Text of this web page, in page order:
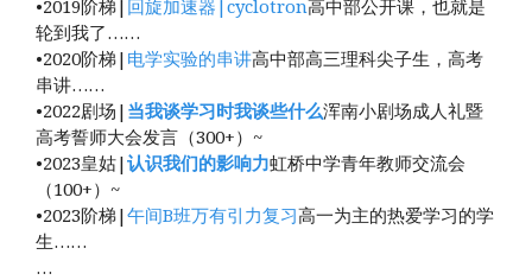
•2019阶梯| 回旋加速器|cyclotron高中部公开课，也就是
轮到我了……
•2020阶梯| 电学实验的串讲高中部高三理科尖子生，高考
串讲……
•2022剧场| 当我谈学习时我谈些什么浑南小剧场成人礼暨
高考誓师大会发言（300+）~
•2023皇姑|认识我们的影响力虹桥中学青年教师交流会
（100+）~
•2023阶梯|午间B班万有引力复习高一为主的热爱学习的学
生……
…